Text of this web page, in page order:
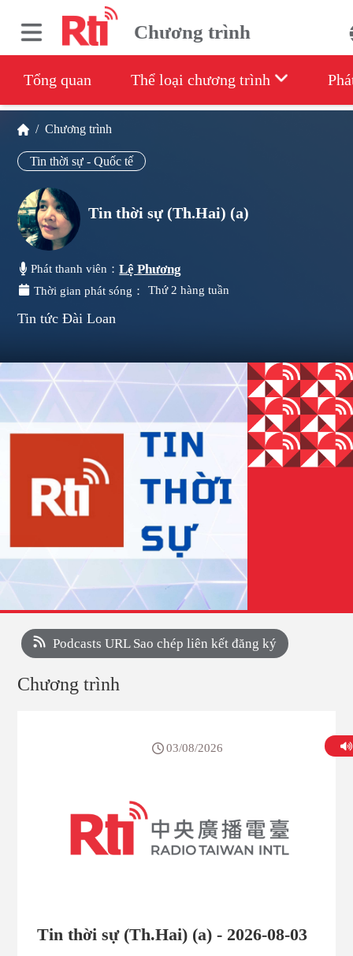
Chương trình
Tổng quan Thể loại chương trình
/Chương trình
Tin thời sự - Quốc tế
Tin thời sự (Th.Hai) (a)
Phát thanh viên：Lệ Phương
Thời gian phát sóng： Thứ 2 hàng tuần
Tin tức Đài Loan
Podcasts URL Sao chép liên kết đăng ký
Chương trình
Tin thời sự (Th.Hai) (a) - 2026-08-03
03/08/2026